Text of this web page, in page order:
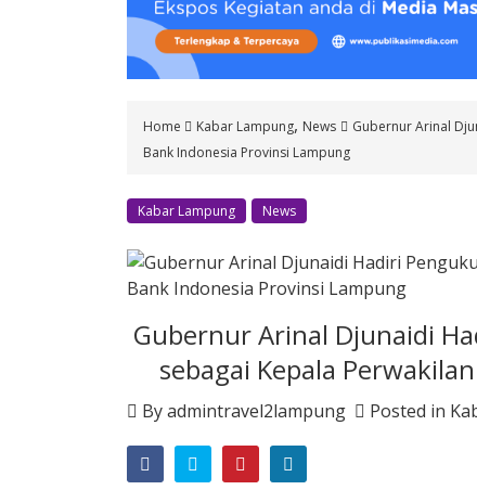
Home Kabar Lampung, News
Gubernur Arinal
Bank Indonesia Provinsi Lampung
Kabar Lampung News
Gubernur Arinal Djunaidi
sebagai Kepala
Byadmintravel2lampung Posted in